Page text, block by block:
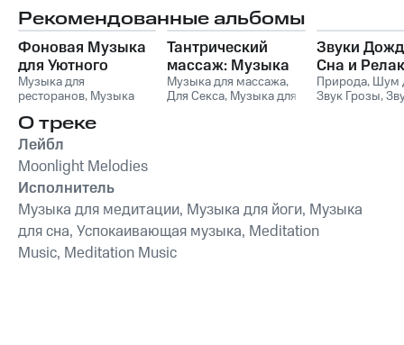
Рекомендованные альбомы
Фоновая Музыка
для Уютного
Вечера в
Ресторане
Музыка для
ресторанов, Музыка
Фоновая музыка
Музыка для завтрака
Детские колыбельные,
Спокойная фоновая
музыка
Тантрический
массаж: Музыка
для близости и
расслабления
Музыка для массажа,
Для Секса, Музыка для
Звуки
Сна и
Природа, Шум
Звук Грозы,
О треке
Лейбл
Moonlight Melodies
Исполнитель
Музыка для медитации, Музыка для йоги, Музыка
для сна, Успокаивающая музыка, Meditation
Music, Meditation Music